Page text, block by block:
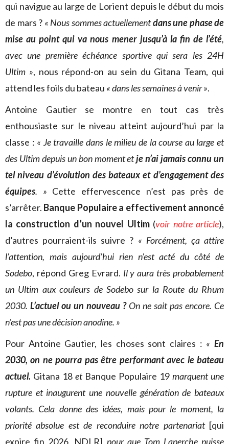
qui navigue au large de Lorient depuis le début du mois
de mars ? « Nous sommes actuellementdans une phase de
mise au point qui va nous mener jusqu’à la fin de l’été,
avec une première échéance sportive qui sera les 24H
Ultim », nous répond-on au sein du Gitana Team, qui
attend les foils du bateau « dans les semaines à venir ».
Antoine Gautier se montre en tout cas très
enthousiaste sur le niveau atteint aujourd’hui par la
classe : « Je travaille dans le milieu de la course au large et
des Ultim depuis un bon moment etje n’ai jamais connu un
tel niveau d’évolution des bateaux et d’engagement des
équipes. » Cette effervescence n’est pas près de
s’arrêter. Banque Populaire a effectivement annoncé
la construction d’un nouvel Ultim(voir notre article),
d’autres pourraient-ils suivre ? « Forcément, ça attire
l’attention, mais aujourd’hui rien n’est acté du côté de
Sodebo, répond Greg Evrard. Il y aura très probablement
un Ultim aux couleurs de Sodebo sur la Route du Rhum
2030. L’actuel ou un nouveau ? On ne sait pas encore. Ce
n’est pas une décision anodine. »
Pour Antoine Gautier, les choses sont claires : «En
2030, on ne pourra pas être performant avec le bateau
actuel. Gitana 18 etBanque Populaire 19 marquent une
rupture et inaugurent une nouvelle génération de bateaux
volants. Cela donne des idées, mais pour le moment, la
priorité absolue est de reconduire notre partenariat [qui
expire fin 2026, NDLR] pour que Tom Laperche puisse